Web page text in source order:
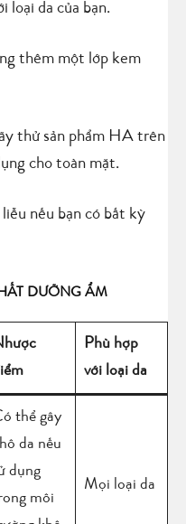
loại da của bạn.
thêm một lớp kem
thử sản phẩm HA trên
cho toàn mặt.
liễu nếu bạn có bất kỳ
DƯỠNG ẨM
Phù hợp
với loại da
thể gây
da nếu
dụng
môi
Mọi loại da